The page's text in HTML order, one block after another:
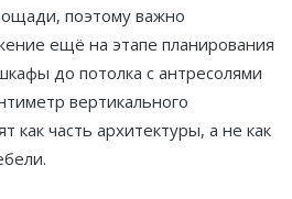
поэтому важно
ещё на этапе планирования
до потолка с антресолями
вертикального
как часть архитектуры, а не как